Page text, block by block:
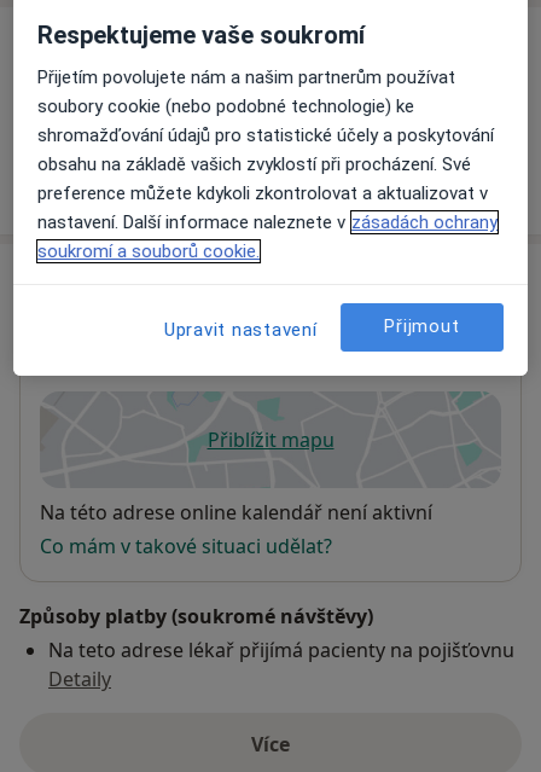
Ceník
Informace o službách a cenách nejsou k dispozici
Tento specialista ještě nepřidával žádné informace o
svých službách.
Praktická lékařka pro dospělé
Přiblížit mapuse otevře v nové záložce
Dostupnost
Na této adrese online kalendář není aktivní
Co mám v takové situaci udělat?
Způsoby platby (soukromé návštěvy)
Na teto adrese lékař přijímá pacienty na pojišťovnu
Detaily
Víceo adrese
Respektujeme vaše soukromí
Přijetím povolujete nám a našim partnerům používat
soubory cookie (nebo podobné technologie) ke
shromažďování údajů pro statistické účely a poskytování
obsahu na základě vašich zvyklostí při procházení. Své
preference můžete kdykoli zkontrolovat a aktualizovat v
nastavení. Další informace naleznete v zásadách ochrany
soukromí a souborů cookie.
Upravit nastavení Přijmout